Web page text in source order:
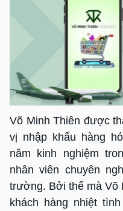
Võ Minh Thiên được
vị nhập khẩu hàng
năm kinh nghiệm
nhân viên chuyên
trường. Bởi thế mà Võ
khách hàng nhiệt